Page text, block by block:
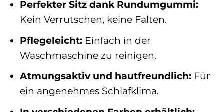
Perfekter Sitz dank Rundumgummi:
Kein Verrutschen, keine Falten.
Pflegeleicht: Einfach in der
Waschmaschine zu reinigen.
Atmungsaktiv und hautfreundlich: Für
ein angenehmes Schlafklima.